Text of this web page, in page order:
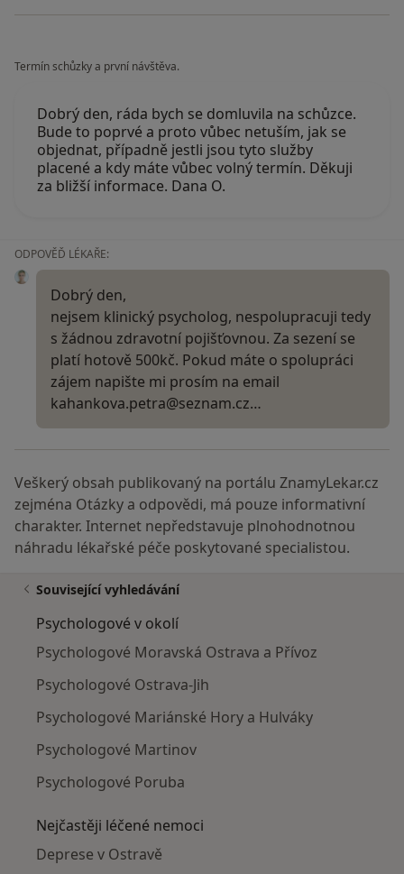
Termín schůzky a první návštěva.
Dobrý den, ráda bych se domluvila na schůzce.
Bude to poprvé a proto vůbec netuším, jak se
objednat, případně jestli jsou tyto služby
placené a kdy máte vůbec volný termín. Děkuji
za bližší informace. Dana O.
ODPOVĚĎ LÉKAŘE:
Dobrý den,
nejsem klinický psycholog, nespolupracuji tedy
s žádnou zdravotní pojišťovnou. Za sezení se
platí hotově 500kč. Pokud máte o spolupráci
zájem napište mi prosím na email
kahankova.petra@seznam.cz…
Veškerý obsah publikovaný na portálu ZnamyLekar.cz
zejména Otázky a odpovědi, má pouze informativní
charakter. Internet nepředstavuje plnohodnotnou
náhradu lékařské péče poskytované specialistou.
Související vyhledávání
Psychologové v okolí
Psychologové Moravská Ostrava a Přívoz
Psychologové Ostrava-Jih
Psychologové Mariánské Hory a Hulváky
Psychologové Martinov
Psychologové Poruba
Nejčastěji léčené nemoci
Deprese v Ostravě